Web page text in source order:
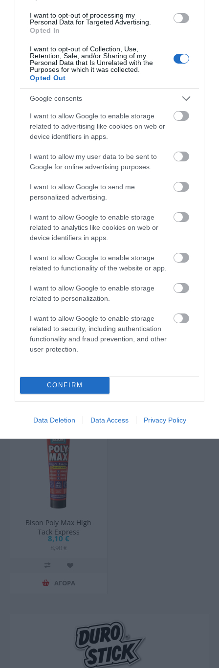
I want to opt-out of processing my
Personal Data for Targeted Advertising.
Opted In
I want to opt-out of Collection, Use,
Retention, Sale, and/or Sharing of my
Personal Data that Is Unrelated with the
Purposes for which it was collected.
Opted Out
Google consents
I want to allow Google to enable storage
related to advertising like cookies on web or
device identifiers in apps.
I want to allow my user data to be sent to
Google for online advertising purposes.
I want to allow Google to send me
personalized advertising.
I want to allow Google to enable storage
related to analytics like cookies on web or
device identifiers in apps.
I want to allow Google to enable storage
related to functionality of the website or app.
I want to allow Google to enable storage
related to personalization.
I want to allow Google to enable storage
related to security, including authentication
functionality and fraud prevention, and other
user protection.
CONFIRM
Data Deletion Data Access Privacy Policy
Bison Υγρή Κόλλα
Στιγμής Super Glue Xtra
Power 2τμχ 3ml
2,80 €
Bison Κόλλα Στιγμής
Super Glue Gel 3g 1+1
ΑΓΟΡΑ
Bison Max Repair
Extreme 20gr
4,10 €
4,50 €
ΑΓΟΡΑ
Bison Poly Max Crystal
Express Σφραγιστική
Σιλικόνη Διάφανη 115gr
8,10 €
Bison Poly Max High
Tack Express
Σφραγιστική Σιλικόνη
Αντιμουχλική Ξύλου
8,10 €
8,90 €
ΑΓΟΡΑ